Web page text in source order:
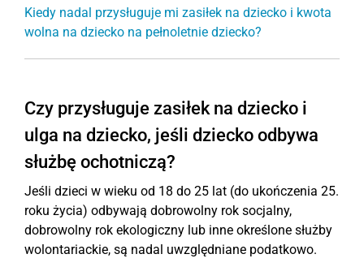
Kiedy nadal przysługuje mi zasiłek na dziecko i kwota
wolna na dziecko na pełnoletnie dziecko?
Czy przysługuje zasiłek na dziecko i
ulga na dziecko, jeśli dziecko odbywa
służbę ochotniczą?
Jeśli dzieci w wieku od 18 do 25 lat (do ukończenia 25.
roku życia) odbywają dobrowolny rok socjalny,
dobrowolny rok ekologiczny lub inne określone służby
wolontariackie, są nadal uwzględniane podatkowo.